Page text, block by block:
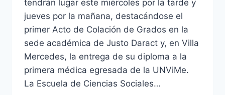
tendrán lugar este miércoles por la tarde y
jueves por la mañana, destacándose el
primer Acto de Colación de Grados en la
sede académica de Justo Daract y, en Villa
Mercedes, la entrega de su diploma a la
primera médica egresada de la UNViMe.
La Escuela de Ciencias Sociales…